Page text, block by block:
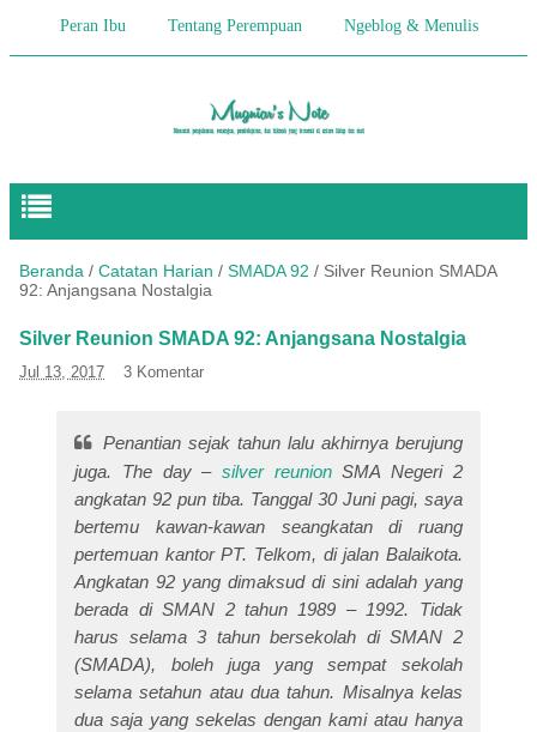
Peran Ibu Tentang Perempuan Ngeblog & Menulis
Pendidikan Anak
Beranda / Catatan Harian / SMADA 92 / Silver Reunion SMADA
92: Anjangsana Nostalgia
Silver Reunion SMADA 92: Anjangsana Nostalgia
Jul 13, 2017 3 Komentar
Penantian sejak tahun lalu akhirnya berujung
juga. The day– silver reunion SMA Negeri 2
angkatan 92 pun tiba. Tanggal 30 Juni pagi, saya
bertemu kawan-kawan seangkatan di ruang
pertemuan kantor PT. Telkom, di jalan Balaikota.
Angkatan 92 yang dimaksud di sini adalah yang
berada di SMAN 2 tahun 1989 – 1992. Tidak
harus selama 3 tahun bersekolah di SMAN 2
(SMADA), boleh juga yang sempat sekolah
selama setahun atau dua tahun. Misalnya kelas
dua saja yang sekelas dengan kami atau hanya